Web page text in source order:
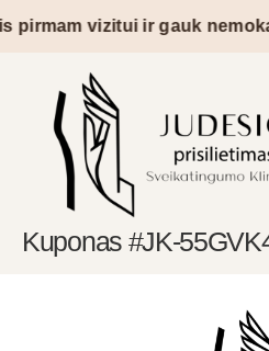
vizitui ir gauk
Kuponas #JK-